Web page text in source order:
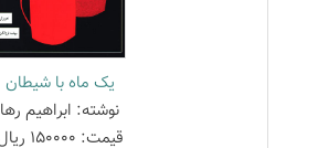
یک ماه با شیطان
نوشته: ابراهیم رها
قیمت: 150000 ریال